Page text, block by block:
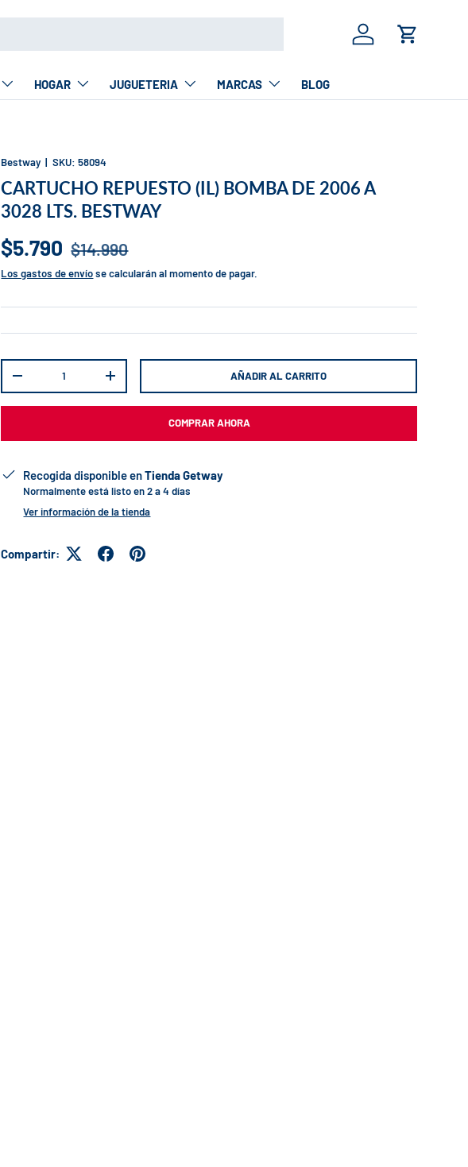
Iniciar sesión
Carrito
HOGAR JUGUETERIA MARCAS BLOG
Bestway |SKU: 58094
CARTUCHO REPUESTO (IL) BOMBA DE 2006 A
3028 LTS. BESTWAY
$5.790 $14.990
Los gastos de envíose calcularán al momento de pagar.
-
+ AÑADIR AL CARRITO
COMPRAR AHORA
Recogida disponible enTienda Getway
Normalmente está listo en 2 a 4 días
Ver información de la tienda
Compartir: